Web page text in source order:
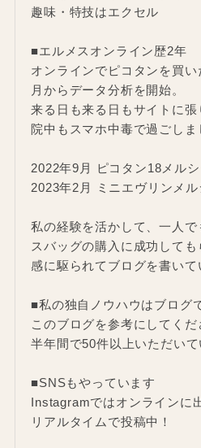
趣味・特技はエクセル
■エルメスオンライン歴2年
オンラインでピコタンを買
月からデータ分析を開始。
来る日も来る日もサイトに張
院中もスマホ中毒で過ごしま
2022年9月 ピコタン18メル
2023年2月 ミニエヴリンメル
私の経験を活かして、一人で
スバッグの購入に成功して
感に駆られてブログを書いて
■私の独自ノウハウはブログ
このブログを参考にしてく
半年間で50件以上いただいて
■SNSもやっています
Instagramではオンラインに
リアルタイムで投稿中！